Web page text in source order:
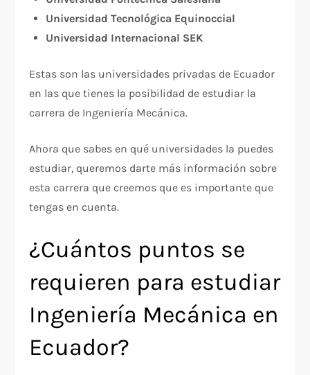
Universidad Tecnológica Equinoccial
Universidad Internacional SEK
Estas son las universidades privadas de Ecuador
en las que tienes la posibilidad de estudiar la
carrera de Ingeniería Mecánica.
Ahora que sabes en qué universidades la puedes
estudiar, queremos darte más información sobre
esta carrera que creemos que es importante que
tengas en cuenta.
¿Cuántos puntos se
requieren para estudiar
Ingeniería Mecánica en
Ecuador?